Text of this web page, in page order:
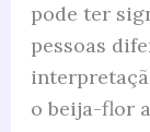
pode ter
pessoas
o beija-flor